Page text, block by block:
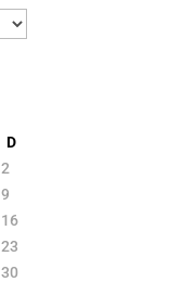
D
2
9
16
23
30